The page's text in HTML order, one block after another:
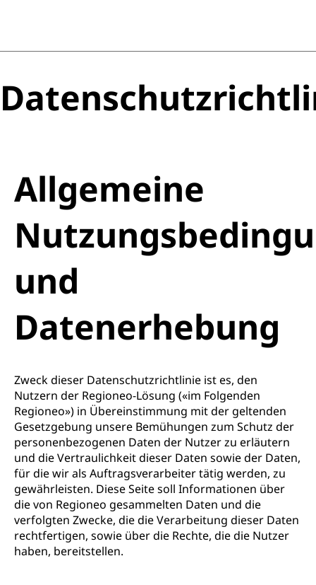
Allgemeine
und
Datenerhebung
Zweck dieser Datenschutzrichtlinie ist es, den
Nutzern der Regioneo-Lösung («im Folgenden
Regioneo») in Übereinstimmung mit der geltenden
Gesetzgebung unsere Bemühungen zum Schutz der
personenbezogenen Daten der Nutzer zu erläutern
und die Vertraulichkeit dieser Daten sowie der Daten,
für die wir als Auftragsverarbeiter tätig werden, zu
gewährleisten. Diese Seite soll Informationen über
die von Regioneo gesammelten Daten und die
verfolgten Zwecke, die die Verarbeitung dieser Daten
rechtfertigen, sowie über die Rechte, die die Nutzer
haben, bereitstellen.